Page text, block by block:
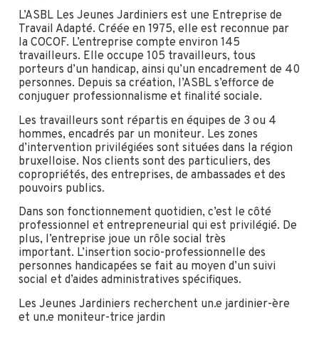
L’ASBL Les Jeunes Jardiniers est une Entreprise de
Travail Adapté. Créée en 1975, elle est reconnue par
la COCOF. L’entreprise compte environ 145
travailleurs. Elle occupe 105 travailleurs, tous
porteurs d’un handicap, ainsi qu’un encadrement de 40
personnes. Depuis sa création, l’ASBL s’efforce de
conjuguer professionnalisme et finalité sociale.
Les travailleurs sont répartis en équipes de 3 ou 4
hommes, encadrés par un moniteur. Les zones
d’intervention privilégiées sont situées dans la région
bruxelloise. Nos clients sont des particuliers, des
copropriétés, des entreprises, de ambassades et des
pouvoirs publics.
Dans son fonctionnement quotidien, c’est le côté
professionnel et entrepreneurial qui est privilégié. De
plus, l’entreprise joue un rôle social très
important. L’insertion socio-professionnelle des
personnes handicapées se fait au moyen d’un suivi
social et d’aides administratives spécifiques.
Les Jeunes Jardiniers recherchent un.e jardinier-ère
et un.e moniteur-trice jardin